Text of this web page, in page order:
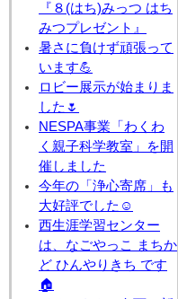
『８(はち)みっつ はち
みつプレゼント』
暑さに負けず頑張って
います💪
ロビー展示が始まりま
した🌷
NESPA事業「わくわ
く親子科学教室」を開
催しました
今年の「浄心寄席」も
大好評でした☺
西生涯学習センター
は、なごやっこ まちか
ど ひんやりきち です
🏠